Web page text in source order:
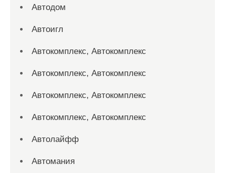
Автодом
Автоигл
Автокомплекс, Автокомплекс
Автокомплекс, Автокомплекс
Автокомплекс, Автокомплекс
Автокомплекс, Автокомплекс
Автолайфф
Автомания